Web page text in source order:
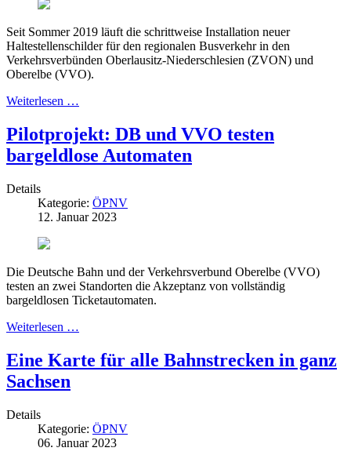
Seit Sommer 2019 läuft die schrittweise Installation neuer
Haltestellenschilder für den regionalen Busverkehr in den
Verkehrsverbünden Oberlausitz-Niederschlesien (ZVON) und
Oberelbe (VVO).
Weiterlesen …
Pilotprojekt: DB und VVO testen
bargeldlose Automaten
Details
Kategorie: ÖPNV
12. Januar 2023
Die Deutsche Bahn und der Verkehrsverbund Oberelbe (VVO)
testen an zwei Standorten die Akzeptanz von vollständig
bargeldlosen Ticketautomaten.
Weiterlesen …
Eine Karte für alle Bahnstrecken in ganz
Sachsen
Details
Kategorie: ÖPNV
06. Januar 2023